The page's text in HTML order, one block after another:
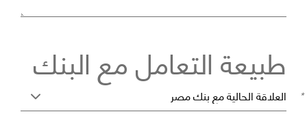
طبيعة التعامل مع البنك
*